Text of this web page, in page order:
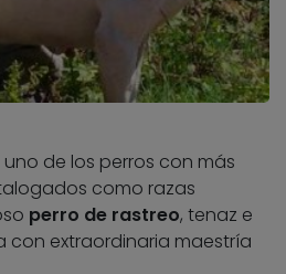
de los perros con más
como razas
perro de rastreo, tenaz e
con extraordinaria maestría